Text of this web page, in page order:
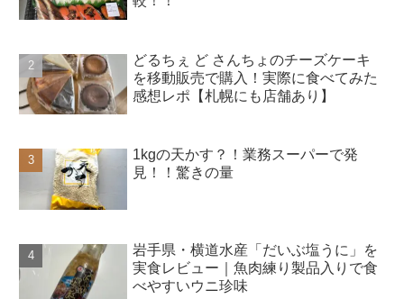
どるちぇ ど さんちょのチーズケーキ
を移動販売で購入！実際に食べてみた
感想レポ【札幌にも店舗あり】
1kgの天かす？！業務スーパーで発
見！！驚きの量
岩手県・横道水産「だいぶ塩うに」を
実食レビュー｜魚肉練り製品入りで食
べやすいウニ珍味